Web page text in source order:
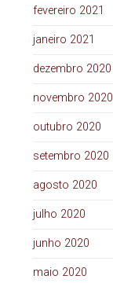
fevereiro 2021
janeiro 2021
dezembro 2020
novembro 2020
outubro 2020
setembro 2020
agosto 2020
julho 2020
junho 2020
maio 2020